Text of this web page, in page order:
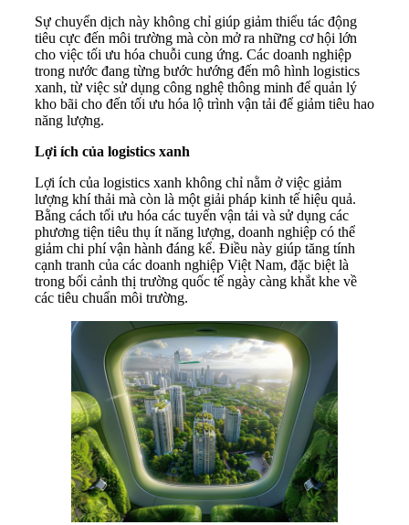
Sự chuyển dịch này không chỉ giúp giảm thiểu tác động
tiêu cực đến môi trường mà còn mở ra những cơ hội lớn
cho việc tối ưu hóa chuỗi cung ứng. Các doanh nghiệp
trong nước đang từng bước hướng đến mô hình logistics
xanh, từ việc sử dụng công nghệ thông minh để quản lý
kho bãi cho đến tối ưu hóa lộ trình vận tải để giảm tiêu hao
năng lượng.
Lợi ích của logistics xanh
Lợi ích của logistics xanh không chỉ nằm ở việc giảm
lượng khí thải mà còn là một giải pháp kinh tế hiệu quả.
Bằng cách tối ưu hóa các tuyến vận tải và sử dụng các
phương tiện tiêu thụ ít năng lượng, doanh nghiệp có thể
giảm chi phí vận hành đáng kể. Điều này giúp tăng tính
cạnh tranh của các doanh nghiệp Việt Nam, đặc biệt là
trong bối cảnh thị trường quốc tế ngày càng khắt khe về
các tiêu chuẩn môi trường.